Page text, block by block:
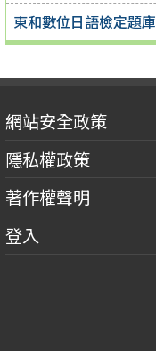
東和數位日語檢定題庫
網站安全政策
隱私權政策
著作權聲明
登入